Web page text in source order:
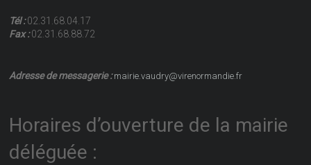
Tél :02.31.68.04.17
Fax :02.31.68.88.72
Adresse de messagerie :mairie.vaudry@virenormandie.fr
Horaires d’ouverture de la mairie
déléguée :